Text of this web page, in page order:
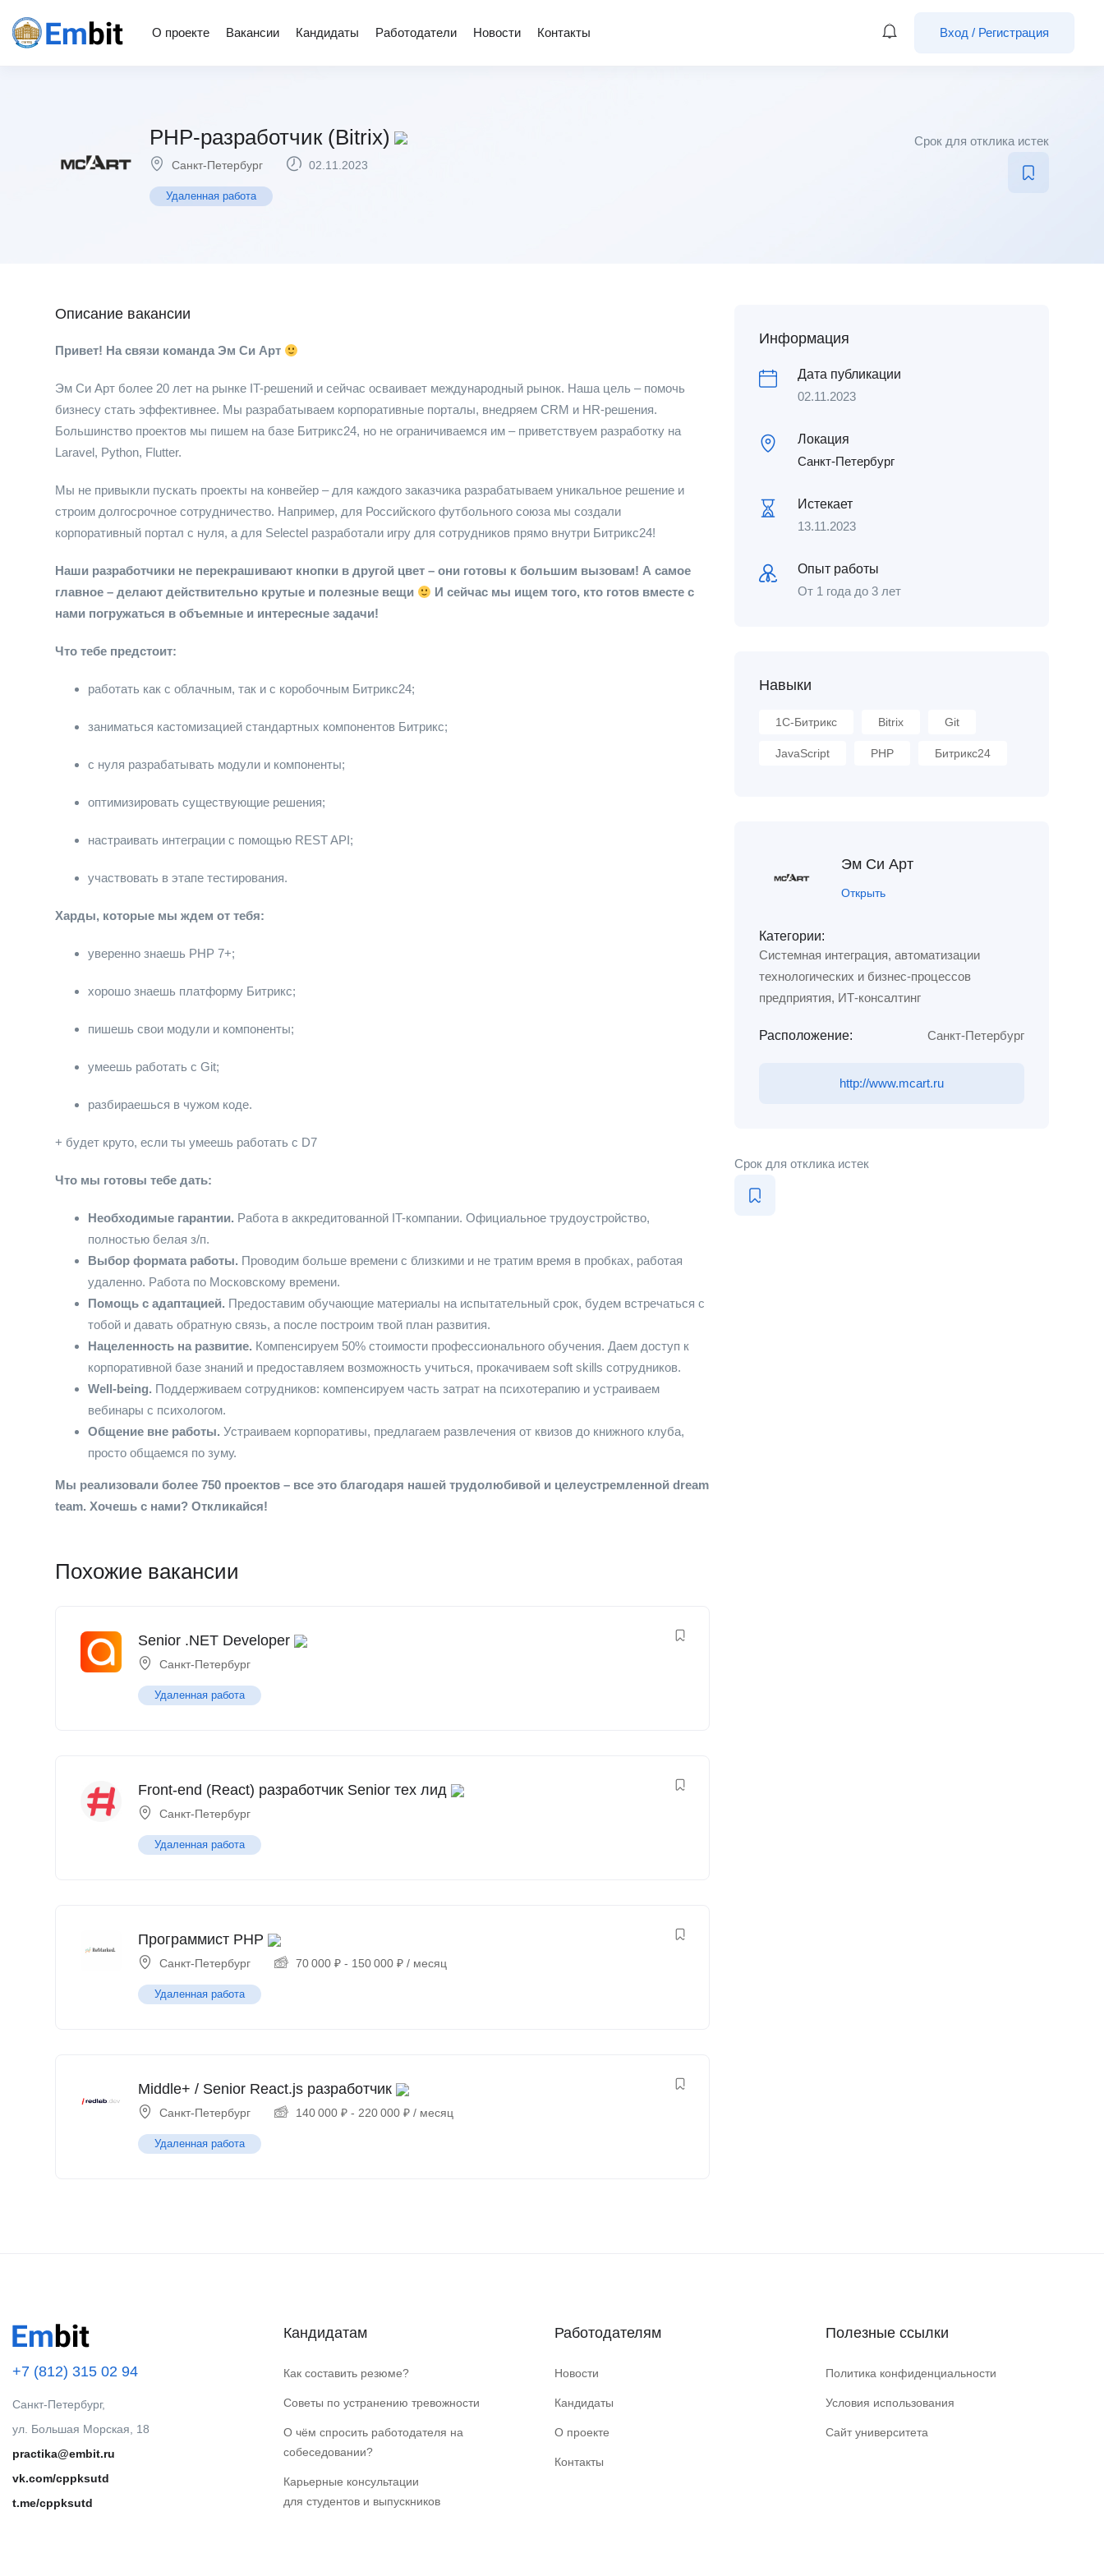
О проекте Вакансии Кандидаты Работодатели Новости Контакты Вход / Регистрация
PHP-разработчик (Bitrix)
Санкт-Петербург 02.11.2023
Удаленная работа
Срок для отклика истек
Описание вакансии
Привет! На связи команда Эм Си Арт
Эм Си Арт более 20 лет на рынке IT-решений и сейчас осваивает международный рынок. Наша цель – помочь
бизнесу стать эффективнее. Мы разрабатываем корпоративные порталы, внедряем CRM и HR-решения.
Большинство проектов мы пишем на базе Битрикс24, но не ограничиваемся им – приветствуем разработку на
Laravel, Python, Flutter.
Мы не привыкли пускать проекты на конвейер – для каждого заказчика разрабатываем уникальное решение и
строим долгосрочное сотрудничество. Например, для Российского футбольного союза мы создали
корпоративный портал с нуля, а для Selectel разработали игру для сотрудников прямо внутри Битрикс24!
Наши разработчики не перекрашивают кнопки в другой цвет – они готовы к большим вызовам! А самое
главное – делают действительно крутые и полезные вещи
И сейчас мы ищем того, кто готов вместе с
нами погружаться в объемные и интересные задачи!
Что тебе предстоит:
работать как с облачным, так и с коробочным Битрикс24;
заниматься кастомизацией стандартных компонентов Битрикс;
с нуля разрабатывать модули и компоненты;
оптимизировать существующие решения;
настраивать интеграции с помощью REST API;
участвовать в этапе тестирования.
Харды, которые мы ждем от тебя:
уверенно знаешь PHP 7+;
хорошо знаешь платформу Битрикс;
пишешь свои модули и компоненты;
умеешь работать с Git;
разбираешься в чужом коде.
+ будет круто, если ты умеешь работать с D7
Что мы готовы тебе дать:
Необходимые гарантии. Работа в аккредитованной IT-компании. Официальное трудоустройство,
полностью белая з/п.
Выбор формата работы. Проводим больше времени с близкими и не тратим время в пробках, работая
удаленно. Работа по Московскому времени.
Помощь с адаптацией. Предоставим обучающие материалы на испытательный срок, будем встречаться с
тобой и давать обратную связь, а после построим твой план развития.
Нацеленность на развитие. Компенсируем 50% стоимости профессионального обучения. Даем доступ к
корпоративной базе знаний и предоставляем возможность учиться, прокачиваем soft skills сотрудников.
Well-being. Поддерживаем сотрудников: компенсируем часть затрат на психотерапию и устраиваем
вебинары с психологом.
Общение вне работы. Устраиваем корпоративы, предлагаем развлечения от квизов до книжного клуба,
просто общаемся по зуму.
Мы реализовали более 750 проектов – все это благодаря нашей трудолюбивой и целеустремленной dream
team. Хочешь с нами? Откликайся!
Похожие вакансии
Senior .NET Developer
Санкт-Петербург
Удаленная работа
Front-end (React) разработчик Senior тех лид
Санкт-Петербург
Удаленная работа
Программист PHP
Санкт-Петербург 70 000 ₽ - 150 000 ₽ / месяц
Удаленная работа
Middle+ / Senior React.js разработчик
Санкт-Петербург 140 000 ₽ - 220 000 ₽ / месяц
Удаленная работа
Информация
Дата публикации
02.11.2023
Локация
Санкт-Петербург
Истекает
13.11.2023
Опыт работы
От 1 года до 3 лет
Навыки
1С-Битрикс Bitrix Git
JavaScript PHP Битрикс24
Эм Си Арт
Открыть
Категории:
Системная интеграция, автоматизации
технологических и бизнес-процессов
предприятия, ИТ-консалтинг
Расположение: Санкт-Петербург
http://www.mcart.ru
Срок для отклика истек
+7 (812) 315 02 94
Санкт-Петербург,
ул. Большая Морская, 18
practika@embit.ru
vk.com/cppksutd
t.me/cppksutd
Кандидатам
Как составить резюме?
Советы по устранению тревожности
О чём спросить работодателя на
собеседовании?
Карьерные консультации
для студентов и выпускников
Работодателям
Новости
Кандидаты
О проекте
Контакты
Полезные ссылки
Политика конфиденциальности
Условия использования
Сайт университета